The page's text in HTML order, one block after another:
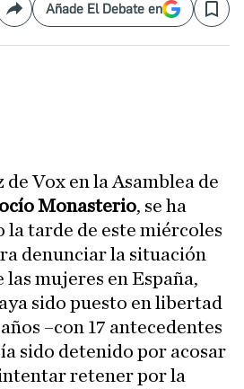
CompartirAñade El Debate en Save
de Vox en la Asamblea de
Monasterio, se ha
la tarde de este miércoles
denunciar la situación
las mujeres en España,
sido puesto en libertad
–con 17 antecedentes
sido detenido por acosar
retener por la